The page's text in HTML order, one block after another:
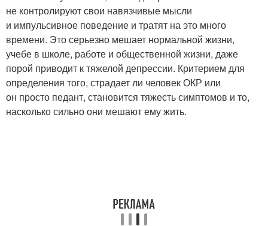
не контролируют свои навязчивые мысли
и импульсивное поведение и тратят на это много
времени. Это серьезно мешает нормальной жизни,
учебе в школе, работе и общественной жизни, даже
порой приводит к тяжелой депрессии. Критерием для
определения того, страдает ли человек ОКР или
он просто педант, становится тяжесть симптомов и то,
насколько сильно они мешают ему жить.